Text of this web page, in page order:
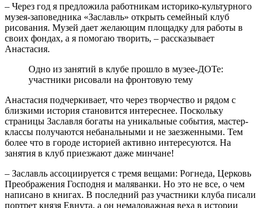
– Через год я предложила работникам историко-культурного
музея-заповедника «Заславль» открыть семейный клуб
рисования. Музей дает желающим площадку для работы в
своих фондах, а я помогаю творить, – рассказывает
Анастасия.
Одно из занятий в клубе прошло в музее-ДОТе:
участники рисовали на фронтовую тему
Анастасия подчеркивает, что через творчество и рядом с
близкими история становится интереснее. Поскольку
страницы Заславля богаты на уникальные события, мастер-
классы получаются небанальными и не заезженными. Тем
более что в городе историей активно интересуются. На
занятия в клуб приезжают даже минчане!
– Заславль ассоциируется с тремя вещами: Рогнеда, Церковь
Преображения Господня и маляванки. Но это не все, о чем
написано в книгах. В последний раз участники клуба писали
портрет князя Евнута, а он немаловажная веха в истории